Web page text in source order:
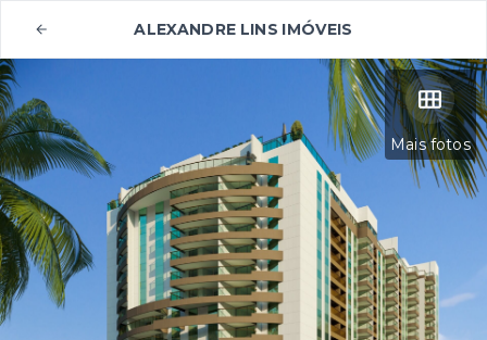
ALEXANDRE LINS IMÓVEIS
Mais fotos